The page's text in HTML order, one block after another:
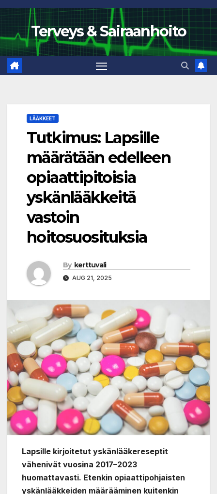
Skip
content Terveys & Sairaanhoito
LÄÄKKEET
Tutkimus: Lapsille
määrätään edelleen
opiaattipitoisia
yskänlääkkeitä
vastoin
hoitosuosituksia
By kerttuvali
AUG 21, 2025
Lapsille kirjoitetut yskänlääkereseptit
vähenivät vuosina 2017–2023
huomattavasti. Etenkin opiaattipohjaisten
yskänlääkkeiden määrääminen kuitenkin